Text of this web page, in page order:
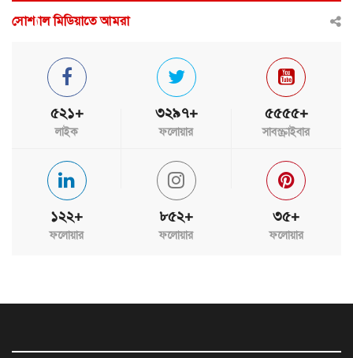
সোশ্যাল মিডিয়াতে আমরা
৫২১+
লাইক
৩২৯৭+
ফলোয়ার
৫৫৫৫+
সাবস্ক্রাইবার
১২২+
ফলোয়ার
৮৫২+
ফলোয়ার
৩৫+
ফলোয়ার